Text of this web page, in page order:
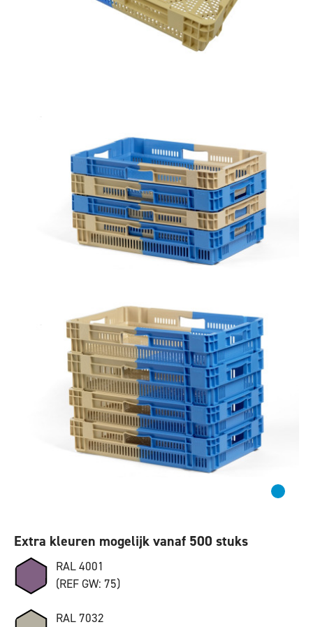
Extra kleuren mogelijk vanaf 500 stuks
RAL 4001
(REF GW: 75)
RAL 7032